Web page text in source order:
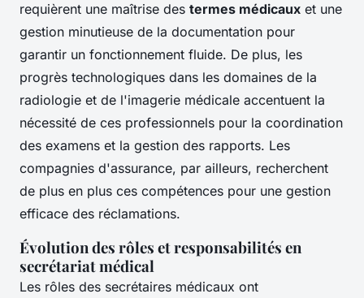
requièrent une maîtrise des termes médicaux et une
gestion minutieuse de la documentation pour
garantir un fonctionnement fluide. De plus, les
progrès technologiques dans les domaines de la
radiologie et de l'imagerie médicale accentuent la
nécessité de ces professionnels pour la coordination
des examens et la gestion des rapports. Les
compagnies d'assurance, par ailleurs, recherchent
de plus en plus ces compétences pour une gestion
efficace des réclamations.
Évolution des rôles et responsabilités en
secrétariat médical
Les rôles des secrétaires médicaux ont